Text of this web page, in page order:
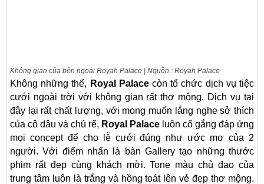
Không gian của bên ngoài Royah Palace | Nguồn : Royah Palace
Không những thế, Royal Palacecòn tổ chức dịch vụ tiệc
cưới ngoài trời với không gian rất thơ mộng. Dịch vụ tại
đây lại rất chất lượng, với mong muốn lắng nghe sở thích
của cô dâu và chú rể, Royal Palace luôn cố gắng đáp ứng
mọi concept để cho lễ cưới đúng như ước mơ của 2
người. Với điểm nhấn là bàn Gallery tạo những thước
phim rất đẹp cùng khách mời. Tone màu chủ đạo của
trung tâm luôn là trắng và hồng toát lên vẻ đẹp thơ mộng.